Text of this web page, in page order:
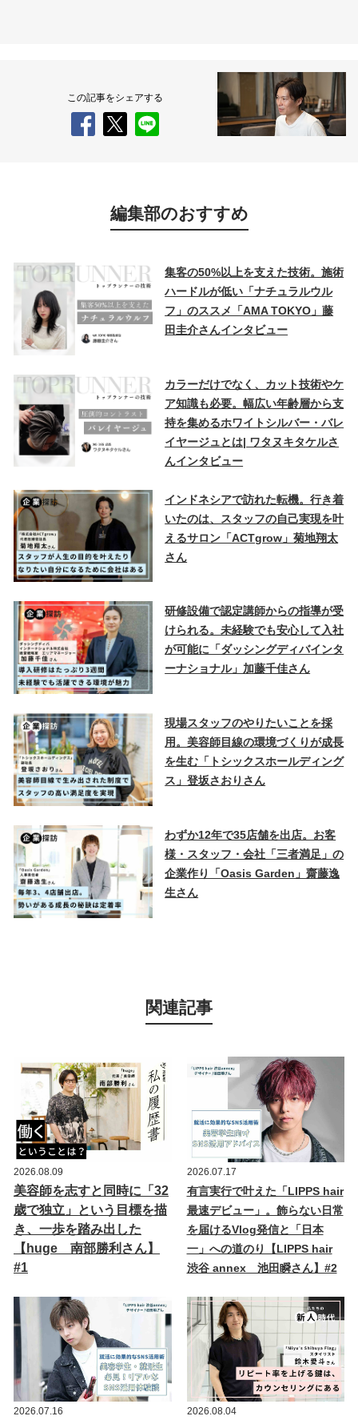
この記事をシェアする
編集部のおすすめ
集客の50%以上を支えた技術。施術
ハードルが低い「ナチュラルウル
フ」のススメ「AMA TOKYO」藤
田圭介さんインタビュー
カラーだけでなく、カット技術やケ
ア知識も必要。幅広い年齢層から支
持を集めるホワイトシルバー・バレ
イヤージュとは| ワタヌキタケルさ
んインタビュー
インドネシアで訪れた転機。行き着
いたのは、スタッフの自己実現を叶
えるサロン「ACTgrow」菊地翔太
さん
研修設備で認定講師からの指導が受
けられる。未経験でも安心して入社
が可能に「ダッシングディバインタ
ーナショナル」加藤千佳さん
現場スタッフのやりたいことを採
用。美容師目線の環境づくりが成長
を生む「トシックスホールディング
ス」登坂さおりさん
わずか12年で35店舗を出店。お客
様・スタッフ・会社「三者満足」の
企業作り「Oasis Garden」齋藤逸
生さん
関連記事
2026.08.09
美容師を志すと同時に「32
歳で独立」という目標を描
き、一歩を踏み出した
【huge 南部勝利さん】
#1
2026.07.17
有言実行で叶えた「LIPPS hair
最速デビュー」。飾らない日常
を届けるVlog発信と「日本
一」への道のり【LIPPS hair
渋谷 annex 池田瞬さん】#2
2026.07.16 2026.08.04